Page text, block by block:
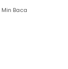
Min Baca